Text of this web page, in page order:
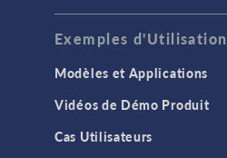
Exemples d'Utilisation
Modèles et Applications
Vidéos de Démo Produit
Cas Utilisateurs